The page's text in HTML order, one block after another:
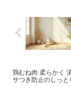
鶏むね肉 柔らかく
サつき防止のしっと